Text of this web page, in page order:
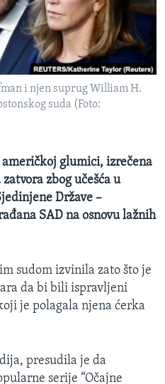
i njen suprug William H.
suda (Foto:
glumici, izrečena
zbog učešća u
Države –
SAD na osnovu lažnih
sudom izvinila zato što je
da bi bili ispravljeni
je polagala njena ćerka
presudila je da
serije “Očajne